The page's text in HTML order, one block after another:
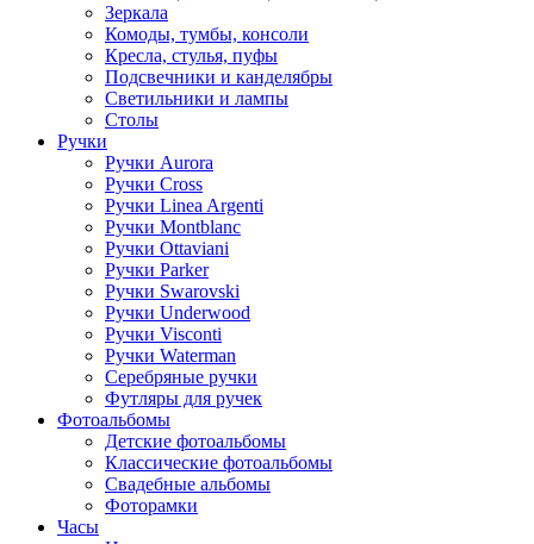
Зеркала
Комоды, тумбы, консоли
Кресла, стулья, пуфы
Подсвечники и канделябры
Светильники и лампы
Столы
Ручки
Ручки Aurora
Ручки Cross
Ручки Linea Argenti
Ручки Montblanc
Ручки Ottaviani
Ручки Parker
Ручки Swarovski
Ручки Underwood
Ручки Visconti
Ручки Waterman
Серебряные ручки
Футляры для ручек
Фотоальбомы
Детские фотоальбомы
Классические фотоальбомы
Свадебные альбомы
Фоторамки
Часы